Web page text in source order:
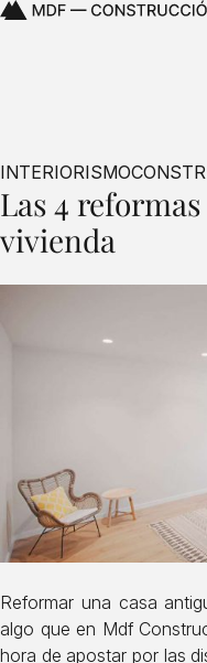
INTERIORISMO
Las 4
vivienda
Reformar una casa
algo que en Mdf
hora de apostar por las